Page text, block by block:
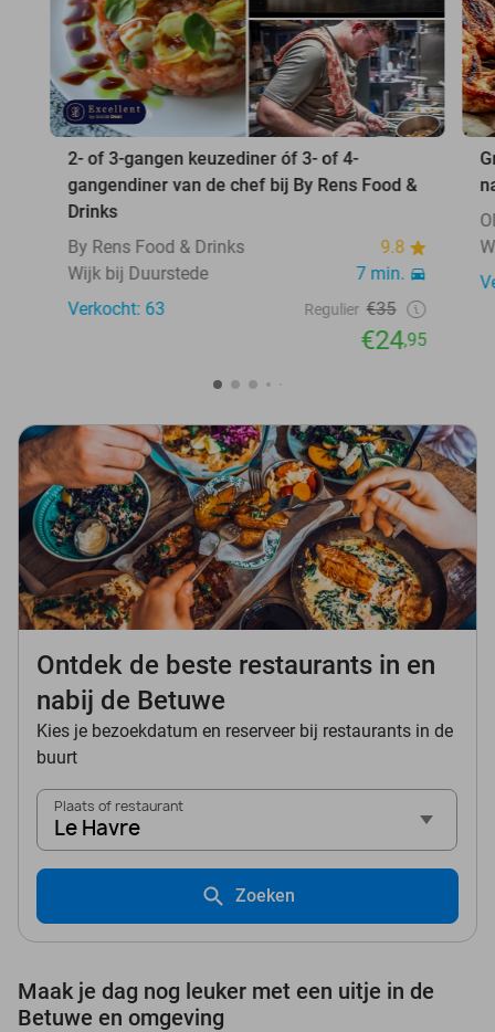
2- of 3-gangen keuzediner óf 3- of 4-
gangendiner van de chef bij By Rens Food &
Drinks
By Rens Food & Drinks
9.8
Wijk bij Duurstede
7 min.
Verkocht: 63
Regulier €35
€24,95
Ontdek de beste restaurants in en
nabij de Betuwe
Kies je bezoekdatum en reserveer bij restaurants in de
buurt
Plaats of restaurant
Le Havre
Zoeken
Maak je dag nog leuker met een uitje in de
Betuwe en omgeving